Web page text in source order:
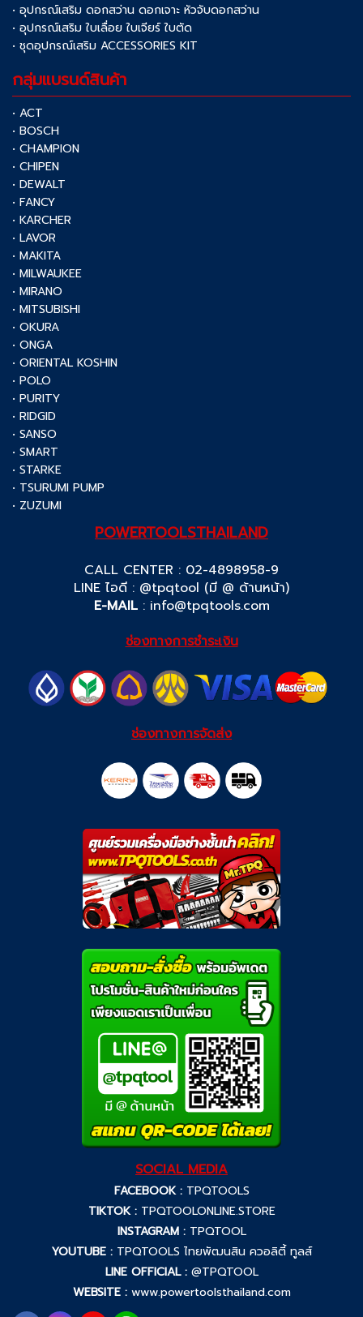
• อุปกรณ์เสริม ดอกสว่าน ดอกเจาะ หัวจับดอกสว่าน
• อุปกรณ์เสริม ใบเลื่อย ใบเจียร์ ใบตัด
• ชุดอุปกรณ์เสริม ACCESSORIES KIT
กลุ่มแบรนด์สินค้า
• ACT
• BOSCH
• CHAMPION
• CHIPEN
• DEWALT
• FANCY
• KARCHER
• LAVOR
• MAKITA
• MILWAUKEE
• MIRANO
• MITSUBISHI
• OKURA
• ONGA
• ORIENTAL KOSHIN
• POLO
• PURITY
• RIDGID
• SANSO
• SMART
• STARKE
• TSURUMI PUMP
• ZUZUMI
POWERTOOLSTHAILAND
CALL CENTER : 02-4898958-9
LINE ไอดี : @tpqtool (มี @ ด้านหน้า)
E-MAIL: info@tpqtools.com
ช่องทางการชำระเงิน
ช่องทางการจัดส่ง
SOCIAL MEDIA
FACEBOOK : TPQTOOLS
TIKTOK : TPQTOOLONLINE.STORE
INSTAGRAM : TPQTOOL
YOUTUBE : TPQTOOLS ไทยพัฒนสิน ควอลิตี้ ทูลส์
LINE OFFICIAL : @TPQTOOL
WEBSITE : www.powertoolsthailand.com